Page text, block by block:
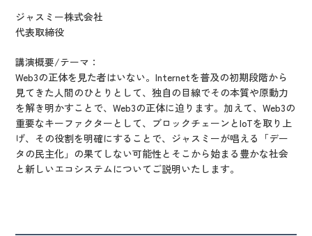
ジャスミー株式会社
代表取締役
講演概要/テーマ：
Web3の正体を見た者はいない。Internetを普及の初期段階から
見てきた人間のひとりとして、独自の目線でその本質や原動力
を解き明かすことで、Web3の正体に迫ります。加えて、Web3の
重要なキーファクターとして、ブロックチェーンとIoTを取り上
げ、その役割を明確にすることで、ジャスミーが唱える「デー
タの民主化」の果てしない可能性とそこから始まる豊かな社会
と新しいエコシステムについてご説明いたします。